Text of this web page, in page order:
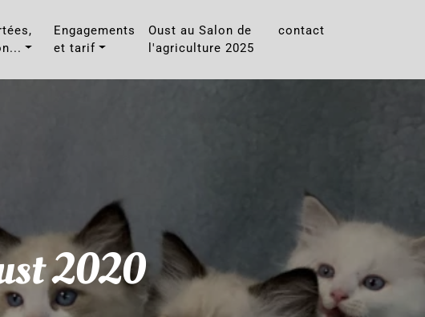
Engagements
et tarif
Oust au Salon de
l'agriculture 2025
contact
2020